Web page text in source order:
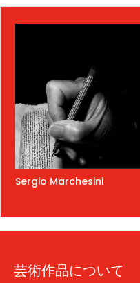
Sergio Marchesini
芸術作品について